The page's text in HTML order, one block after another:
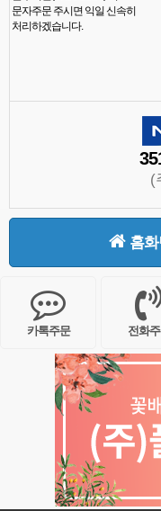
문자주문 주시면 익일 신속히
처리하겠습니다.
(
홈
카톡주문 전화